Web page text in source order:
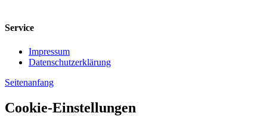
Service
Impressum
Datenschutzerklärung
Seitenanfang
Cookie-Einstellungen